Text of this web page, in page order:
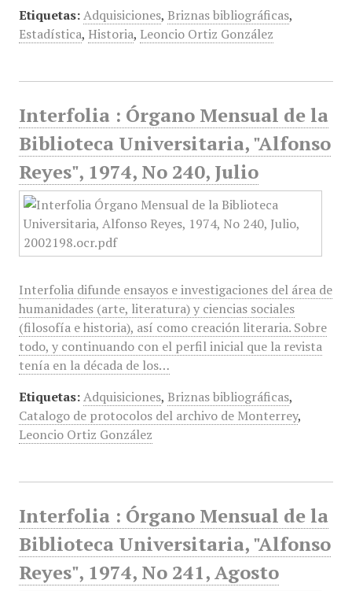
Etiquetas: Adquisiciones, Briznas bibliográficas,
Estadística, Historia, Leoncio Ortiz González
Interfolia : Órgano Mensual de la
Biblioteca Universitaria, "Alfonso
Reyes", 1974, No 240, Julio
Interfolia difunde ensayos e investigaciones del área de
humanidades (arte, literatura) y ciencias sociales
(filosofía e historia), así como creación literaria. Sobre
todo, y continuando con el perfil inicial que la revista
tenía en la década de los…
Etiquetas: Adquisiciones, Briznas bibliográficas,
Catalogo de protocolos del archivo de Monterrey,
Leoncio Ortiz González
Interfolia : Órgano Mensual de la
Biblioteca Universitaria, "Alfonso
Reyes", 1974, No 241, Agosto